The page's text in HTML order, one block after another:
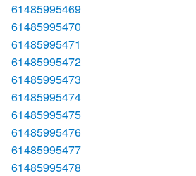
61485995469
61485995470
61485995471
61485995472
61485995473
61485995474
61485995475
61485995476
61485995477
61485995478